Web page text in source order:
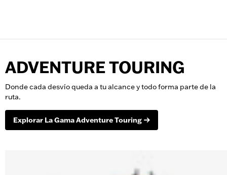
ADVENTURE TOURING
Donde cada desvío queda a tu alcance y todo forma parte de la
ruta.
Explorar La Gama Adventure Touring